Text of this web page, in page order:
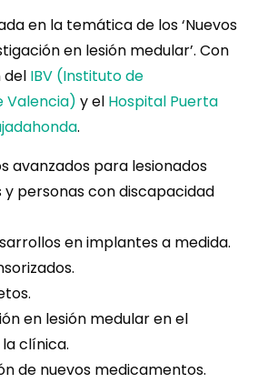
en la temática de los ‘Nuevos
en lesión medular’. Con
del IBV (Instituto de
Valencia) y el Hospital Puerta
.
avanzados para lesionados
y personas con discapacidad
en implantes a medida.
en lesión medular en el
clínica.
de nuevos medicamentos.